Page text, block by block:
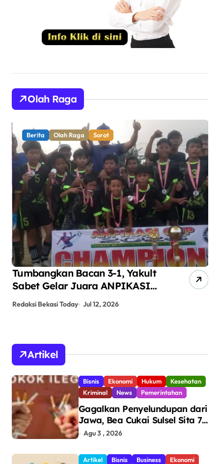
Olah Raga
Berita Olah Raga Sorot
Tumbangkan Bacan 3-1, Yakult
Sabet Gelar Juara ANPIKASI
CUP 2026
Redaksi Bekasi Today Jul 12, 2026
Artikel
Bisnis Ekonomi Hukum
Kesehatan
Kriminal
News Pemerintahan
Gagalkan Penyelundupan dari
Jawa, Bea Cukai Sulsel Sita 7,8
Juta Batang Rokok Ilegal
Makassar
Agu 3 , 2026
Artikel Bisnis Business Ekonomi